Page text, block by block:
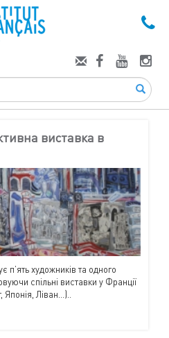
виставка в
п’ять художників та одного
спільні виставки у Франції
Ліван...)..